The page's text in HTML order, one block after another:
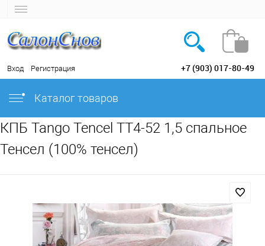
Вход Регистрация +7 (903) 017-80-49
Каталог товаров
КПБ Tango Tencel TT4-52 1,5 спальное
Тенсел (100% тенсел)